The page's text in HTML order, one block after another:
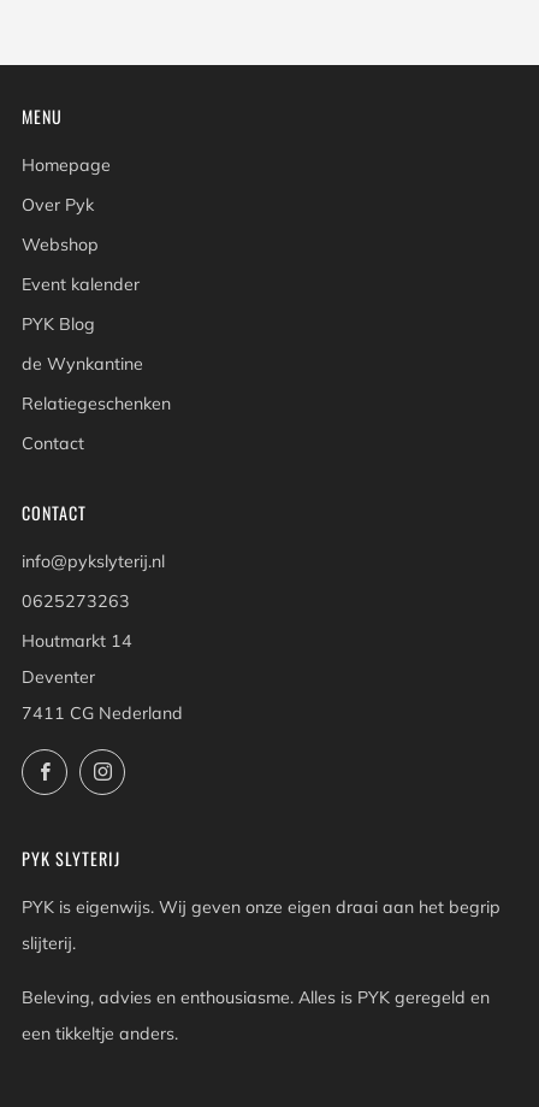
MENU
Homepage
Over Pyk
Webshop
Event kalender
PYK Blog
de Wynkantine
Relatiegeschenken
Contact
CONTACT
info@pykslyterij.nl
0625273263
Houtmarkt 14
Deventer
7411 CG Nederland
FacebookInstagram
PYK SLYTERIJ
PYK is eigenwijs. Wij geven onze eigen draai aan het begrip
slijterij.
Beleving, advies en enthousiasme. Alles is PYK geregeld en
een tikkeltje anders.